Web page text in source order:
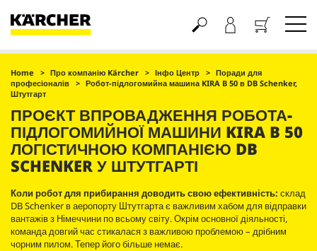
Кошик
Home Про компанію Kärcher Інфо Центр
Поради для
професіоналів
Робoт-підлогомийна машина KIRA B 50 в DB Schenker,
Штутгарт
ПРОЄКТ ВПРОВАДЖЕННЯ РОБОТА-
ПІДЛОГОМИЙНОЇ МАШИНИ KIRA B 50
ЛОГІСТИЧНОЮ КОМПАНІЄЮ DB
SCHENKER У ШТУТГАРТІ
Коли робот для прибирання доводить свою ефективність: склад
DB Schenker в аеропорту Штутгарта є важливим хабом для відправки
вантажів з Німеччини по всьому світу. Окрім основної діяльності,
команда довгий час стикалася з важливою проблемою – дрібним
чорним пилом. Тепер його більше немає.